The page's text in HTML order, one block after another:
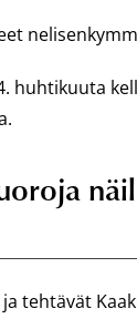
huhtikuuta
tehtävät